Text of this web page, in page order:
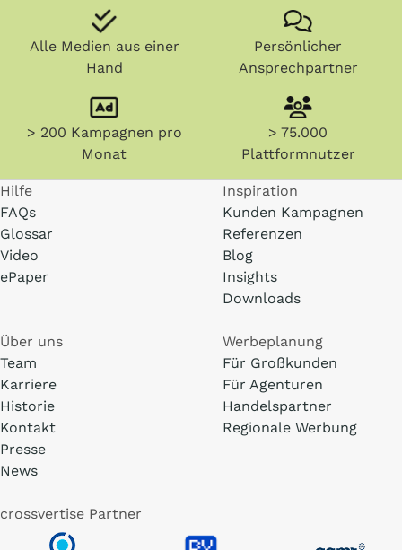
Alle Medien aus einer
Hand
Persönlicher
Ansprechpartner
> 200 Kampagnen pro
Monat
> 75.000
Plattformnutzer
Hilfe
FAQs
Glossar
Video
ePaper
Inspiration
Kunden Kampagnen
Referenzen
Blog
Insights
Downloads
Über uns
Team
Karriere
Historie
Kontakt
Presse
News
Werbeplanung
Für Großkunden
Für Agenturen
Handelspartner
Regionale Werbung
crossvertise Partner